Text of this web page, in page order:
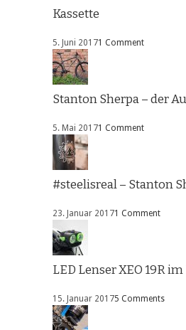
Kassette
5. Juni 20171 Comment
Stanton Sherpa – der
5. Mai 20171 Comment
#steelisreal – Stanton
23. Januar 20171 Comment
LED Lenser XEO 19R
15. Januar 20175 Comments